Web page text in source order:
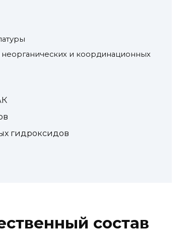
и координационных
гидроксидов
состав